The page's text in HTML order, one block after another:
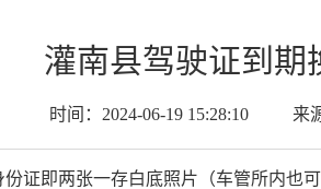
灌南县驾驶证到期
时间： 2024-06-19 15:28:10 来
份证即两张一存白底照片（车管所内也